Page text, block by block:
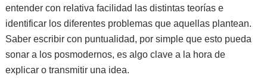
entender con relativa facilidad las distintas teorías e
identificar los diferentes problemas que aquellas plantean.
Saber escribir con puntualidad, por simple que esto pueda
sonar a los posmodernos, es algo clave a la hora de
explicar o transmitir una idea.